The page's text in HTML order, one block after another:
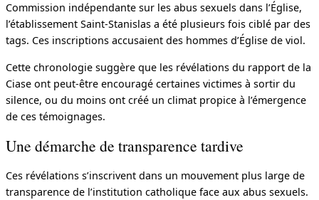
Commission indépendante sur les abus sexuels dans l’Église,
l’établissement Saint-Stanislas a été plusieurs fois ciblé par des
tags. Ces inscriptions accusaient des hommes d’Église de viol.
Cette chronologie suggère que les révélations du rapport de la
Ciase ont peut-être encouragé certaines victimes à sortir du
silence, ou du moins ont créé un climat propice à l’émergence
de ces témoignages.
Une démarche de transparence tardive
Ces révélations s’inscrivent dans un mouvement plus large de
transparence de l’institution catholique face aux abus sexuels.